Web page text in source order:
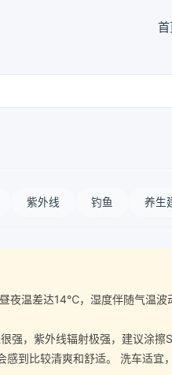
紫外线 钓鱼 养生
温差达14℃，湿度伴随气温波
，紫外线辐射极强，建议涂
到比较清爽和舒适。 洗车适宜